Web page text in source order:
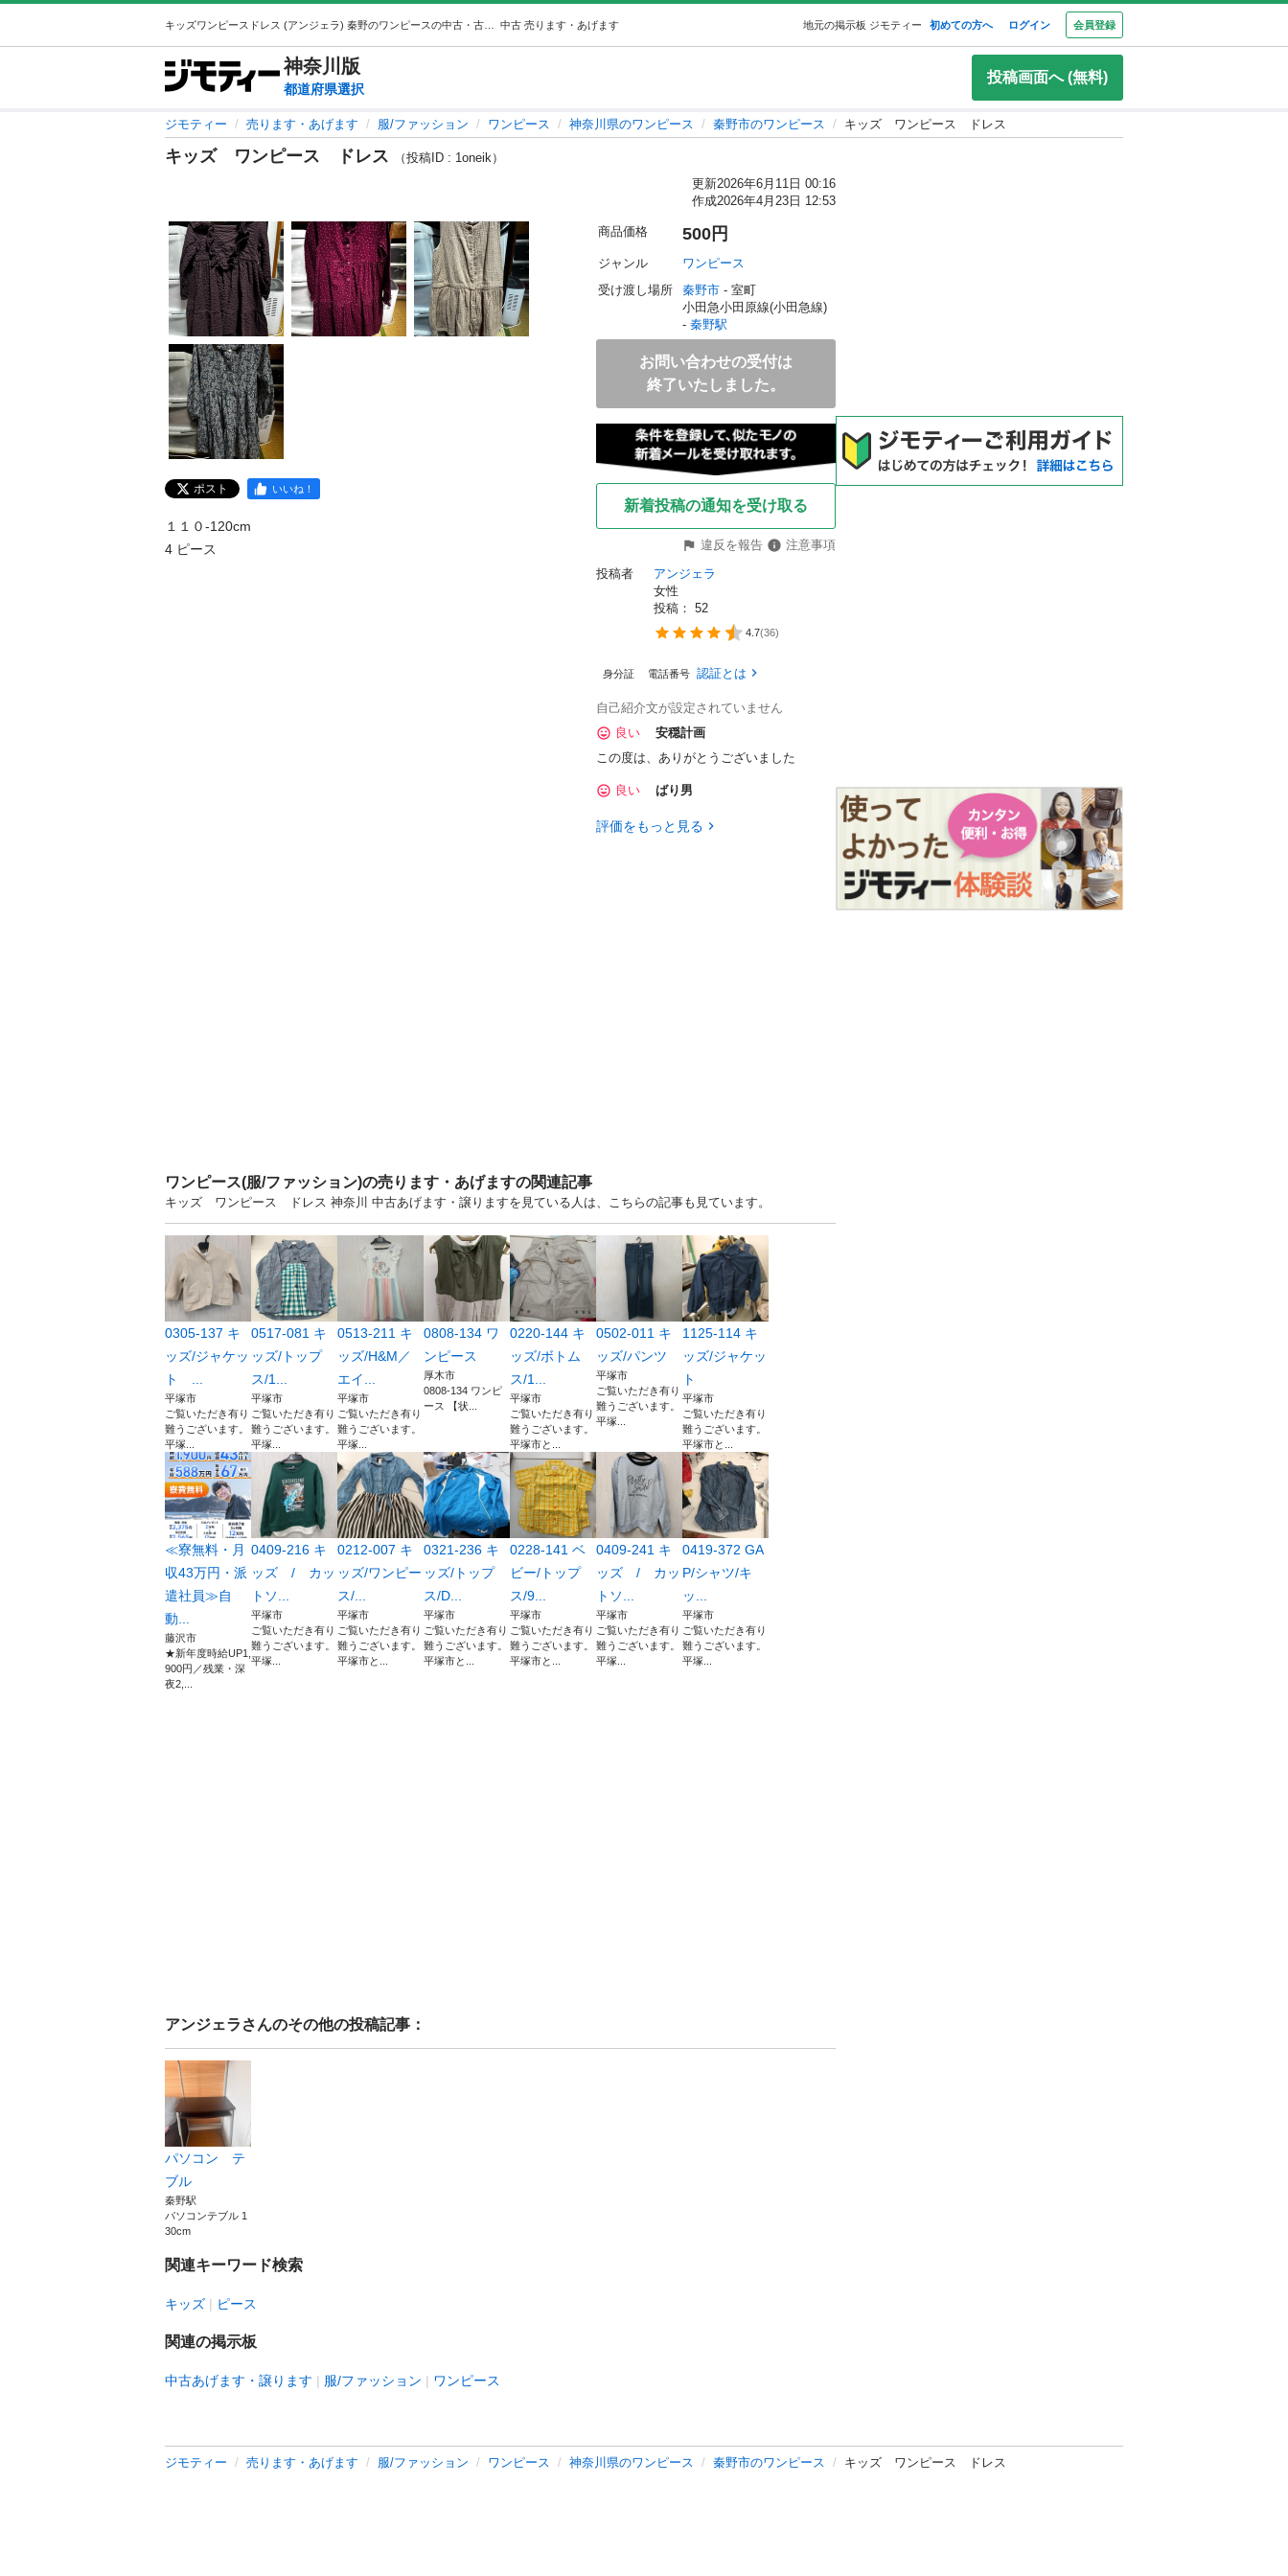
中古 売ります・あげます 地元の掲示板 ジモティー 初めての方へ ログイン 会員登録
神奈川 版
都道府県選択
投稿画面へ (無料)
ジモティー 売ります・あげます 服/ファッション ワンピース 神奈川県のワンピース 秦野市のワンピース キッズ ワンピース ドレス
キッズ ワンピース ドレス
（投稿ID : 1oneik）
更新2026年6月11日 00:16
作成2026年4月23日 12:53
ポスト いいね！
１１０-120cm
4 ピース
商品価格 500円
ジャンル
ワンピース
受け渡し場所
秦野市 - 室町
小田急小田原線(小田急線)
- 秦野駅
お問い合わせの受付は
終了いたしました。
新着投稿の通知を受け取る
違反を報告
注意事項
投稿者
アンジェラ
女性
投稿： 52
4.7(36)
身分証 電話番号 認証とは
自己紹介文が設定されていません
良い
安穏計画
この度は、ありがとうございました
良い ばり男
評価をもっと見る
ワンピース(服/ファッション)の売ります・あげますの関連記事
キッズ ワンピース ドレス 神奈川 中古あげます・譲りますを見ている人は、こちらの記事も見ています。
0305-137 キ
ッズ/ジャケッ
ト ...
平塚市
ご覧いただき有り
難うございます。
平塚...
0517-081 キ
ッズ/トップ
ス/1...
平塚市
ご覧いただき有り
難うございます。
平塚...
0513-211 キ
ッズ/H&M／
エイ...
平塚市
ご覧いただき有り
難うございます。
平塚...
0808-134 ワ
ンピース
厚木市
0808-134 ワンピ
ース 【状...
0220-144 キ
ッズ/ボトム
ス/1...
平塚市
ご覧いただき有り
難うございます。
平塚市と...
0502-011 キ
ッズ/パンツ
平塚市
ご覧いただき有り
難うございます。
平塚...
1125-114 キ
ッズ/ジャケッ
ト
平塚市
ご覧いただき有り
難うございます。
平塚市と...
≪寮無料・月
収43万円・派
遣社員≫自
動...
藤沢市
★新年度時給UP1,
900円／残業・深
夜2,...
0409-216 キ
ッズ / カッ
トソ...
平塚市
ご覧いただき有り
難うございます。
平塚...
0212-007 キ
ッズ/ワンピー
ス/...
平塚市
ご覧いただき有り
難うございます。
平塚市と...
0321-236 キ
ッズ/トップ
ス/D...
平塚市
ご覧いただき有り
難うございます。
平塚市と...
0228-141 ベ
ビー/トップ
ス/9...
平塚市
ご覧いただき有り
難うございます。
平塚市と...
0409-241 キ
ッズ / カッ
トソ...
平塚市
ご覧いただき有り
難うございます。
平塚...
0419-372 GA
P/シャツ/キ
ッ...
平塚市
ご覧いただき有り
難うございます。
平塚...
アンジェラ さんのその他の投稿記事：
パソコン テ
ブル
秦野駅
パソコンテブル 1
30cm
関連キーワード検索
キッズ ピース
関連の掲示板
中古あげます・譲ります 服/ファッション ワンピース
ジモティー 売ります・あげます 服/ファッション ワンピース 神奈川県のワンピース 秦野市のワンピース キッズ ワンピース ドレス